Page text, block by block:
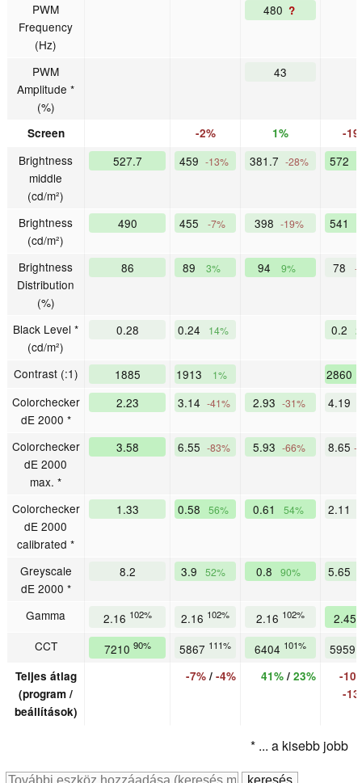
PWM
Frequency
(Hz)
480 ?
PWM
Amplitude *
(%)
43
Screen -2% 1% -
Brightness
middle
(cd/m²)
527.7 459 -13% 381.7 -28% 572
Brightness
(cd/m²)
490 455 -7% 398 -19% 541
Brightness
Distribution
(%)
86 89 3% 94 9% 78 -
Black Level *
(cd/m²)
0.28 0.24 14% 0.2
Contrast (:1) 1885 1913 1% 2860
Colorchecker
dE 2000 *
2.23 3.14 -41% 2.93 -31% 4.19
Colorchecker
dE 2000
max. *
3.58 6.55 -83% 5.93 -66% 8.65 -
Colorchecker
dE 2000
calibrated *
1.33 0.58 56% 0.61 54% 2.11
Greyscale
dE 2000 *
8.2 3.9 52% 0.8 90% 5.65
Gamma 2.16 102% 2.16 102% 2.16 102% 2.45
CCT 7210 90% 5867 111% 6404 101% 5959
Teljes átlag
(program /
beállítások)
-7%/ -4% 41%/ 23%
-
-
* ... a kisebb jobb